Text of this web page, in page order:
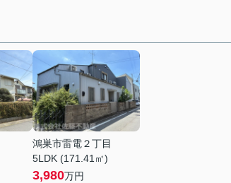
鴻巣市雷電２丁目
5LDK (171.41㎡)
3,980万円